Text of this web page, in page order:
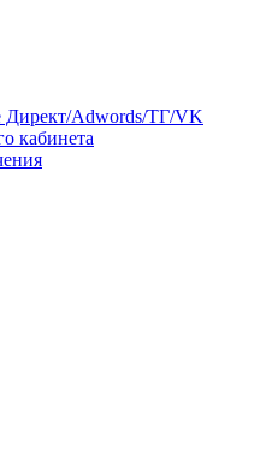
Директ/Adwords/ТГ/VK
кабинета